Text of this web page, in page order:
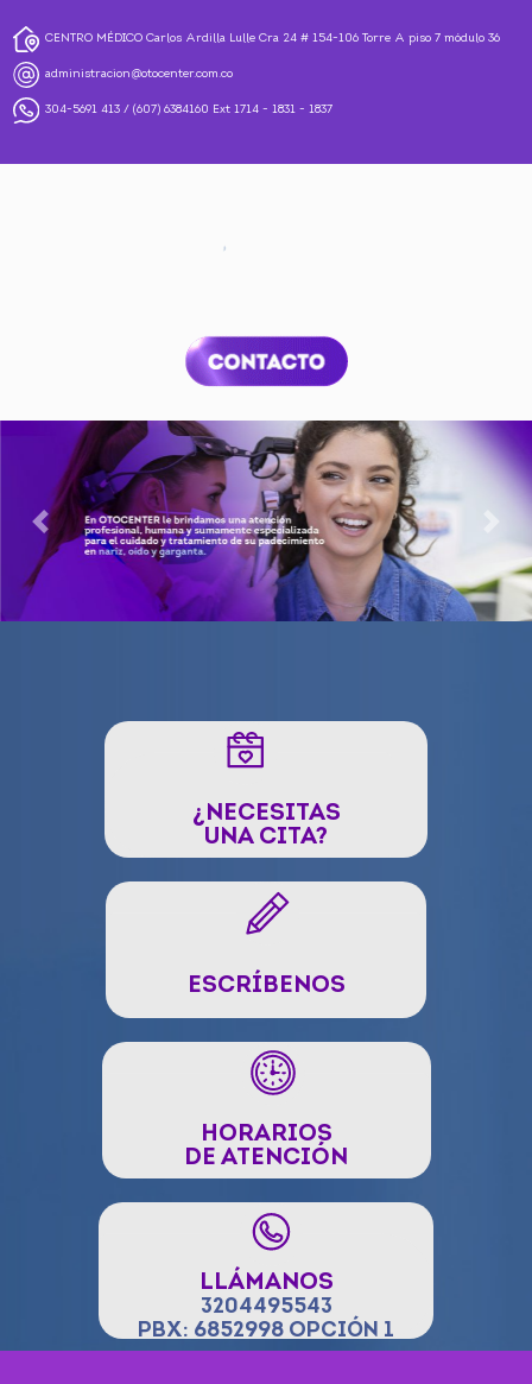
CENTRO MÉDICO Carlos Ardilla Lulle Cra 24 # 154-106 Torre A piso 7 módulo 36
administracion@otocenter.com.co
304-5691 413/ (607) 6384160 Ext 1714 - 1831 - 1837
Previous
¿NECESITAS
UNA CITA?
ESCRÍBENOS
HORARIOS
DE ATENCIÓN
LLÁMANOS
3204495543
PBX: 6852998 OPCIÓN 1